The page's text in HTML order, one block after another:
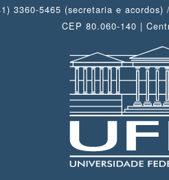
3360-5465 (secretaria e
CEP 80.060-140 |